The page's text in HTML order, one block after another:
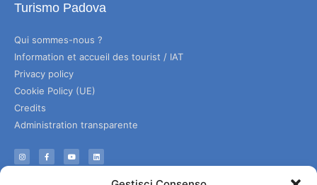
Turismo Padova
Qui sommes-nous ?
Information et accueil des tourist / IAT
Privacy policy
Cookie Policy (UE)
Credits
Administration transparente